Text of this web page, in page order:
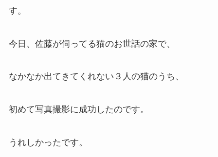
す。
今日、佐藤が伺ってる猫のお世話の家で、
なかなか出てきてくれない３人の猫のうち、
初めて写真撮影に成功したのです。
うれしかったです。